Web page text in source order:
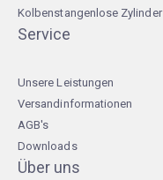
Kolbenstangenlose Zylinder
Service
Unsere Leistungen
Versandinformationen
AGB's
Downloads
Über uns